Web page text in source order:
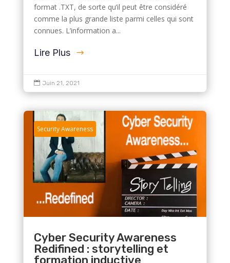
format .TXT, de sorte qu’il peut être considéré
comme la plus grande liste parmi celles qui sont
connues. L’information a...
Lire Plus
 Juin 21, 2021
Security Awareness
Cyber Security Awareness
Redifined : storytelling et
formation inductive